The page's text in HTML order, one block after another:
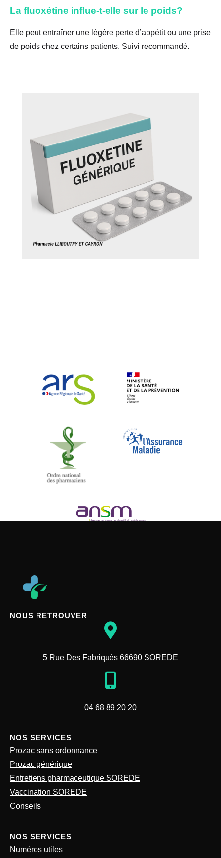
La fluoxétine influe-t-elle sur le poids?
Elle peut entraîner une légère perte d’appétit ou une prise
de poids chez certains patients. Suivi recommandé.
NOUS RETROUVER
5 Rue Des Fabriqués 66690 SOREDE
04 68 89 20 20
NOS SERVICES
Prozac sans ordonnance
Prozac générique
Entretiens pharmaceutique SOREDE
Vaccination SOREDE
Conseils
NOS SERVICES
Numéros utiles